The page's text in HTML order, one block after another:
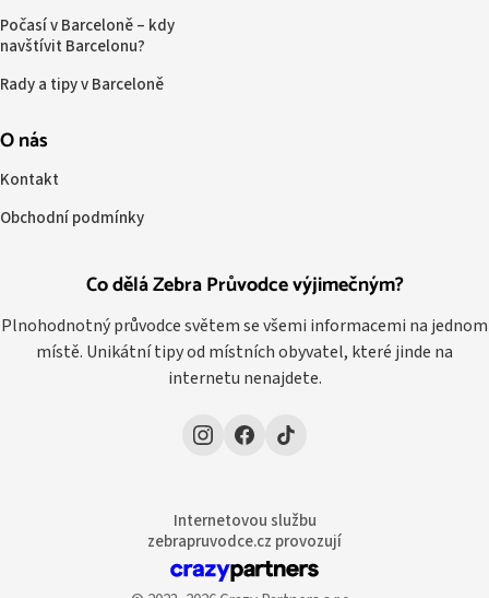
Co dělá Zebra Průvodce výjimečným?
Plnohodnotný průvodce světem se všemi informacemi na jednom
místě. Unikátní tipy od místních obyvatel, které jinde na
internetu nenajdete.
Počasí v Barceloně – kdy
navštívit Barcelonu?
Rady a tipy v Barceloně
O nás
Kontakt
Obchodní podmínky
Internetovou službu
zebrapruvodce.cz provozují